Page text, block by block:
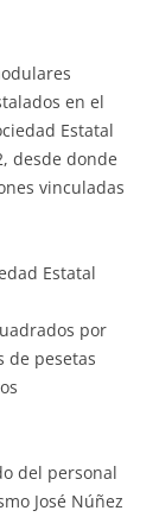
en el
Estatal
desde donde
vinculadas
Estatal
por
de pesetas
del personal
José Núñez